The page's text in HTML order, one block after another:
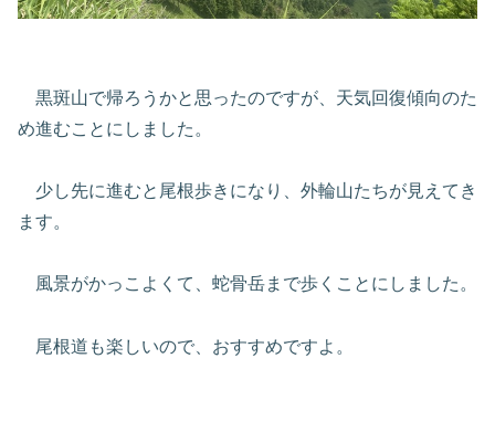
黒斑山で帰ろうかと思ったのですが、天気回復傾向のた
め進むことにしました。
少し先に進むと尾根歩きになり、外輪山たちが見えてき
ます。
風景がかっこよくて、蛇骨岳まで歩くことにしました。
尾根道も楽しいので、おすすめですよ。